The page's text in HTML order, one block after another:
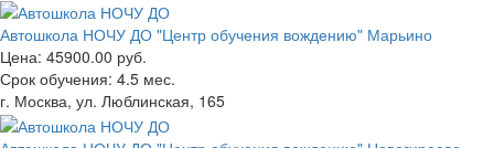
Автошкола НОЧУ ДО "Центр обучения вождению" Марьино
Цена: 45900.00 руб.
Срок обучения: 4.5 мес.
г. Москва, ул. Люблинская, 165